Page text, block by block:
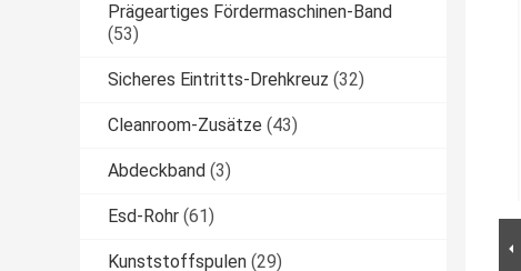
Prägeartiges Fördermaschinen-Band
(53)
Sicheres Eintritts-Drehkreuz (32)
Cleanroom-Zusätze (43)
Abdeckband (3)
Esd-Rohr (61)
Kunststoffspulen (29)